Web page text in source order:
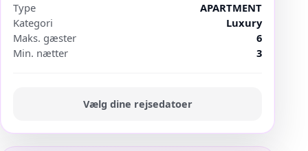
Type
APARTMENT
Kategori
Luxury
Maks. gæster
6
Min. nætter
3
Vælg dine rejsedatoer